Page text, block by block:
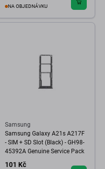
NA OBJEDNÁVKU
Samsung
Samsung Galaxy A21s A217F
- SIM + SD Slot (Black) - GH98-
45392A Genuine Service Pack
101 Kč